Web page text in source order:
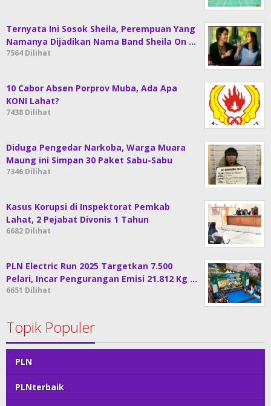
Ternyata Ini Sosok Sheila, Perempuan Yang
Namanya Dijadikan Nama Band Sheila On …
7564 Dilihat
10 Cabor Absen Porprov Muba, Ada Apa
KONI Lahat?
7438 Dilihat
Diduga Pengedar Narkoba, Warga Muara
Maung ini Simpan 30 Paket Sabu-Sabu
7346 Dilihat
Kasus Korupsi di Inspektorat Pemkab
Lahat, 2 Pejabat Divonis 1 Tahun
6682 Dilihat
PLN Electric Run 2025 Targetkan 7.500
Pelari, Incar Pengurangan Emisi 21.812 Kg …
6651 Dilihat
Topik Populer
PLN
PLNterbaik